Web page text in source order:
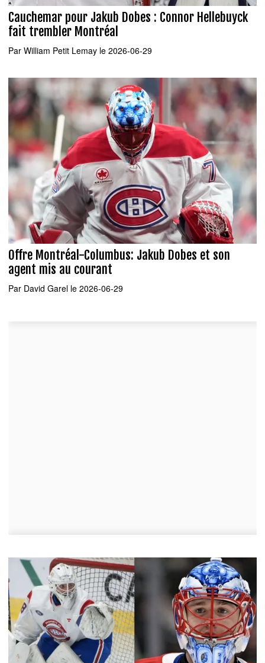
Cauchemar pour Jakub Dobes : Connor Hellebuyck
fait trembler Montréal
Par William Petit Lemay le 2026-06-29
Offre Montréal-Columbus: Jakub Dobes et son
agent mis au courant
Par David Garel le 2026-06-29